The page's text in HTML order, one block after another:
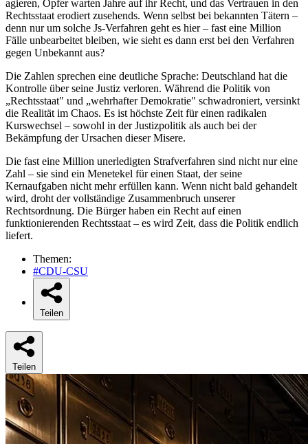
agieren, Opfer warten Jahre auf ihr Recht, und das Vertrauen in den
Rechtsstaat erodiert zusehends. Wenn selbst bei bekannten Tätern –
denn nur um solche Js-Verfahren geht es hier – fast eine Million
Fälle unbearbeitet bleiben, wie sieht es dann erst bei den Verfahren
gegen Unbekannt aus?
Die Zahlen sprechen eine deutliche Sprache: Deutschland hat die
Kontrolle über seine Justiz verloren. Während die Politik von
„Rechtsstaat" und „wehrhafter Demokratie" schwadroniert, versinkt
die Realität im Chaos. Es ist höchste Zeit für einen radikalen
Kurswechsel – sowohl in der Justizpolitik als auch bei der
Bekämpfung der Ursachen dieser Misere.
Die fast eine Million unerledigten Strafverfahren sind nicht nur eine
Zahl – sie sind ein Menetekel für einen Staat, der seine
Kernaufgaben nicht mehr erfüllen kann. Wenn nicht bald gehandelt
wird, droht der vollständige Zusammenbruch unserer
Rechtsordnung. Die Bürger haben ein Recht auf einen
funktionierenden Rechtsstaat – es wird Zeit, dass die Politik endlich
liefert.
Themen:
#CDU-CSU
Teilen
Teilen